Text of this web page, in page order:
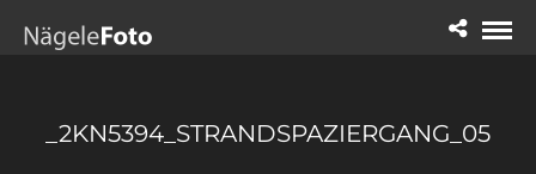
_2KN5394_STRANDSPAZIERGANG_05